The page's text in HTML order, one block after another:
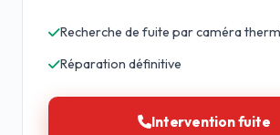
Recherche de fuite par caméra
Réparation définitive
Intervention fuite